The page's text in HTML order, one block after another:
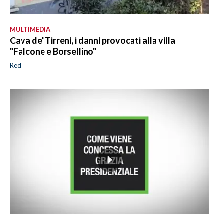
MULTIMEDIA
Cava de' Tirreni, i danni provocati alla villa
"Falcone e Borsellino"
Red